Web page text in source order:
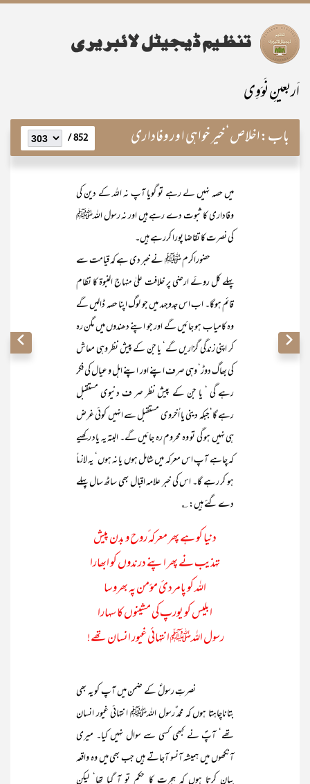
اَربعینِ نَوَوِی
باب:اخلاص‘ خیر خواہی ا ور وفاداری 852 /
میں حصہ نہیں لے رہے تو گویا آپ نہ اللہ کے دین کی
وفاداری کا ثبوت دے رہے ہیں اور نہ رسول اللہﷺ
کی نصرت کا تقاضا پورا کررہے ہیں۔
حضوراکرم ﷺ نے خبر دی ہے کہ قیامت سے
پہلے کل روئے ارضی پر خلافت علیٰ منہاج النبوۃ کا نظام
قائم ہوگا۔ اب اس جدوجہد میں جو لوگ اپنا حصہ ڈالیں گے
وہ کامیاب ہو جائیں گے اور جو اپنے دھندوں میں مگن رہ
کر اپنی زندگی گزاریں گے‘ یا جن کے پیش نظر وہی معاش
کی بھاگ دوڑ‘ وہی صرف اپنے اور اپنے اہل و عیال کی فکر
رہے گی ‘ یا جن کے پیش نظر صر ف دنیوی مستقبل
رہے گا‘جبکہ دینی یا اُخروی مستقبل سے انہیں کوئی غرض
ہی نہیں ہو گی تو وہ محروم رہ جائیں گے۔ البتہ یہ یاد رکھیے
کہ چاہے آپ اس معرکہ میں شامل ہوں یا نہ ہوں‘ یہ لازماً
ہو کر رہے گا۔ اس کی خبر علامہ اقبال بھی ساٹھ سال پہلے
دے گئے ہیں: ؎
دنیا کو ہے پھر معرکہ ٔروح و بدن پیش
تہذیب نے پھر اپنے درندوں کو ابھارا
اللہ کو پامردیٔ مؤمن پہ بھروسا
ابلیس کو یورپ کی مشینوں کا سہارا
رسول اللہﷺ انتہائی غیور انسان تھے!
نصرتِ رسولؐ کے ضمن میں آپ کو یہ بھی
بتاناچاہتا ہوں کہ محمد ٌرسول اللہﷺ انتہائی غیور انسان
تھے‘ آپؐ نے کبھی کسی سے سوال نہیں کیا۔ میری
آنکھوں میں ہمیشہ آنسو آجاتے ہیں جب بھی میں وہ واقعہ